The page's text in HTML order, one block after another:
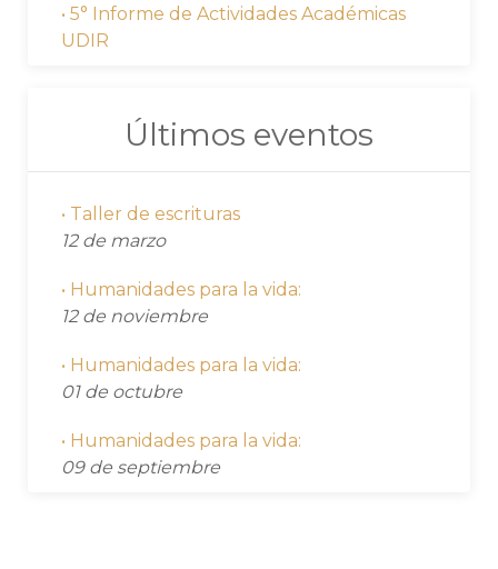
• 5° Informe de Actividades Académicas
UDIR
Últimos eventos
• Taller de escrituras
12 de marzo
• Humanidades para la vida:
12 de noviembre
• Humanidades para la vida:
01 de octubre
• Humanidades para la vida:
09 de septiembre